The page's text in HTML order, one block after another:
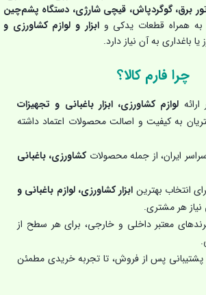
برق، گوگردپاش، قیچی شارژی، دستگاه پشم‌چین
به همراه قطعات یدکی وابزار و لوازم کشاورزی و
باغداری به آن نیاز دارد.
چرا فارم کالا؟
لوازم کشاورزی، ابزار باغبانی و تجهیزات
به کیفیت و اصالت محصولات اعتماد داشته
ایران، از جمله محصولاتکشاورزی، باغبانی
انتخاب بهترین ابزار کشاورزی، لوازم باغبانی و
نیاز هر مشتری.
معتبر داخلی و خارجی، برای هر سطح از
پشتیبانی پس از فروش، تا تجربه خریدی مطمئن